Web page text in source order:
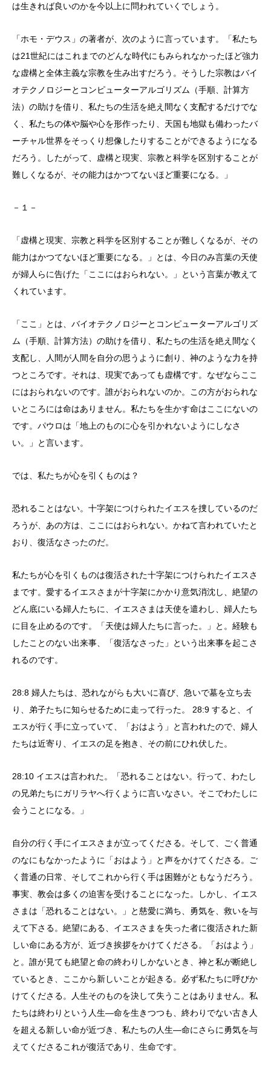
は生きれば良いのかを今以上に問われていくでしょう。
「ホモ・デウス」の著者が、次のように言っています。「私たち
は21世紀にはこれまでのどんな時代にもみられなかったほど強力
な虚構と全体主義な宗教を生み出すだろう。そうした宗教はバイ
オテクノロジーとコンピューターアルゴリズム（手順、計算方
法）の助けを借り、私たちの生活を絶え間なく支配するだけでな
く、私たちの体や脳や心を形作ったり、天国も地獄も備わったバ
ーチャル世界をそっくり想像したりすることができるようになる
だろう。したがって、虚構と現実、宗教と科学を区別することが
難しくなるが、その能力はかつてないほど重要になる。」
－１－
「虚構と現実、宗教と科学を区別することが難しくなるが、その
能力はかつてないほど重要になる。」とは、今日のみ言葉の天使
が婦人らに告げた「ここにはおられない。」という言葉が教えて
くれています。
「ここ」とは、バイオテクノロジーとコンピューターアルゴリズ
ム（手順、計算方法）の助けを借り、私たちの生活を絶え間なく
支配し、人間が人間を自分の思うように創り、神のような力を持
つところです。それは、現実であっても虚構です。なぜならここ
にはおられないのです。誰がおられないのか。この方がおられな
いところには命はありません。私たちを生かす命はここにないの
です。パウロは「地上のものに心を引かれないようにしなさ
い。」と言います。
では、私たちが心を引くものは？
恐れることはない。十字架につけられたイエスを捜しているのだ
ろうが、あの方は、ここにはおられない。かねて言われていたと
おり、復活なさったのだ。
私たちが心を引くものは復活された十字架につけられたイエスさ
まです。愛するイエスさまが十字架にかかり意気消沈し、絶望の
どん底にいる婦人たちに、イエスさまは天使を遣わし、婦人たち
に目を止めるのです。「天使は婦人たちに言った。」と。経験も
したことのない出来事、「復活なさった」という出来事を起こさ
れるのです。
28:8 婦人たちは、恐れながらも大いに喜び、急いで墓を立ち去
り、弟子たちに知らせるために走って行った。 28:9 すると、イ
エスが行く手に立っていて、「おはよう」と言われたので、婦人
たちは近寄り、イエスの足を抱き、その前にひれ伏した。
28:10 イエスは言われた。「恐れることはない。行って、わたし
の兄弟たちにガリラヤへ行くように言いなさい。そこでわたしに
会うことになる。」
自分の行く手にイエスさまが立ってくださる。そして、ごく普通
のなにもなかったように「おはよう」と声をかけてくださる。ご
く普通の日常、そしてこれから行く手は困難がともなうだろう。
事実、教会は多くの迫害を受けることになった。しかし、イエス
さまは「恐れることはない。」と慈愛に満ち、勇気を、救いを与
えて下さる。絶望にある、イエスさまを失った者に復活された新
しい命にある方が、近づき挨拶をかけてくださる。「おはよう」
と。誰が見ても絶望と命の終わりしかないとき、神と私が断絶し
ているとき、ここから新しいことが起きる。必ず私たちに呼びか
けてくださる。人生そのものを決して失うことはありません。私
たちは終わりという人生―命を生きつつも、終わりでない古き人
を超える新しい命が近づき、私たちの人生―命にさらに勇気を与
えてくださるこれが復活であり、生命です。